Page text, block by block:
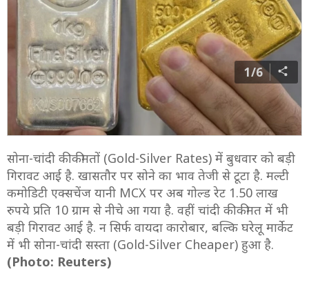
1/6
सोना-चांदी की कीमतों (Gold-Silver Rates) में बुधवार को बड़ी
गिरावट आई है. खासतौर पर सोने का भाव तेजी से टूटा है. मल्टी
कमोडिटी एक्सचेंज यानी MCX पर अब गोल्ड रेट 1.50 लाख
रुपये प्रति 10 ग्राम से नीचे आ गया है. वहीं चांदी की कीमत में भी
बड़ी गिरावट आई है. न सिर्फ वायदा कारोबार, बल्कि घरेलू मार्केट
में भी सोना-चांदी सस्ता (Gold-Silver Cheaper) हुआ है.
(Photo: Reuters)